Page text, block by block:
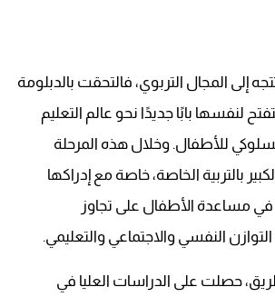
إلى المجال التربوي، فالتحقت بالدبلومة
لنفسها بابًا جديدًا نحو عالم التعليم
للأطفال. وخلال هذه المرحلة
بالتربية الخاصة، خاصة مع إدراكها
في مساعدة الأطفال على تجاوز
النفسي والاجتماعي والتعليمي.
حصلت على الدراسات العليا في